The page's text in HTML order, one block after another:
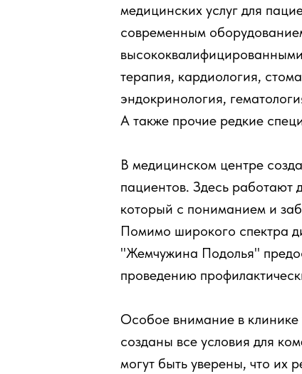
медицинских услуг для
современным
терапия, кардиология,
эндокринология,
А также прочие редкие
В медицинском центре
пациентов. Здесь работают
который с пониманием и
Помимо широкого спектра
"Жемчужина Подолья"
проведению
Особое внимание в клинике
созданы все условия для
могут быть уверены, что их